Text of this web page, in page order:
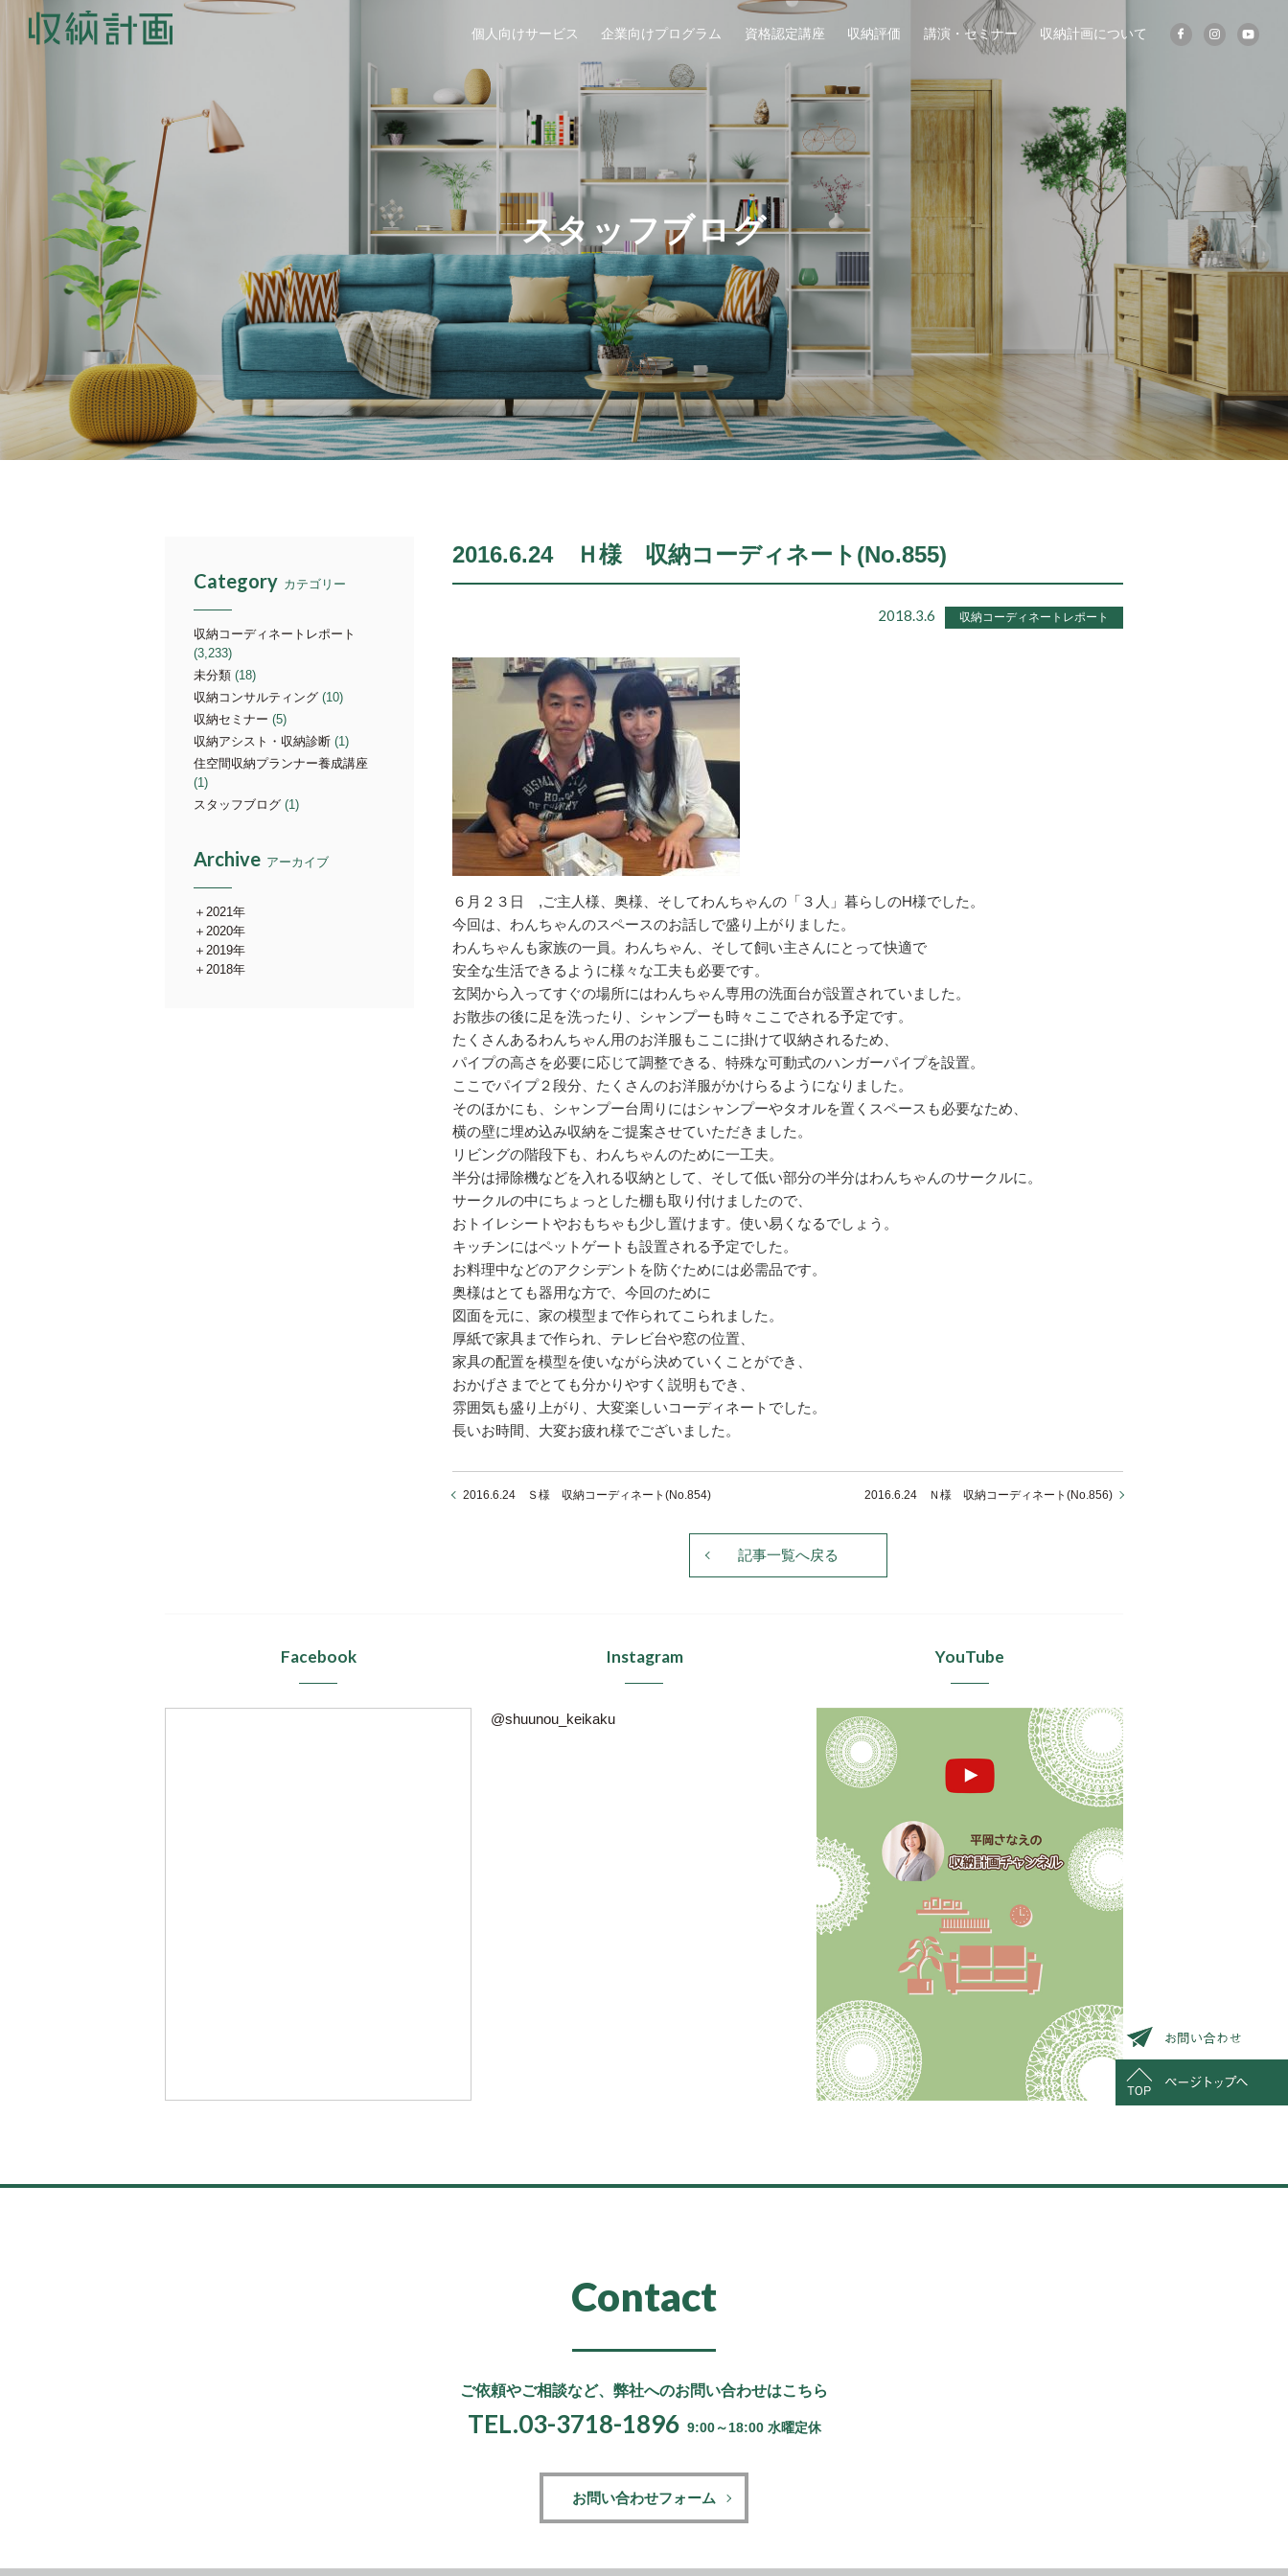
個人向けサービス 企業向けプログラム 資格認定講座 収納評価 講演・セミナー 収納計画について
スタッフブログ
2016.6.24 Ｈ様 収納コーディネート(No.855)
2018.3.6 収納コーディネートレポート
６月２３日 ,ご主人様、奥様、そしてわんちゃんの「３人」暮らしのH様でした。
今回は、わんちゃんのスペースのお話しで盛り上がりました。
わんちゃんも家族の一員。わんちゃん、そして飼い主さんにとって快適で
安全な生活できるように様々な工夫も必要です。
玄関から入ってすぐの場所にはわんちゃん専用の洗面台が設置されていました。
お散歩の後に足を洗ったり、シャンプーも時々ここでされる予定です。
たくさんあるわんちゃん用のお洋服もここに掛けて収納されるため、
パイプの高さを必要に応じて調整できる、特殊な可動式のハンガーパイプを設置。
ここでパイプ２段分、たくさんのお洋服がかけらるようになりました。
そのほかにも、シャンプー台周りにはシャンプーやタオルを置くスペースも必要なため、
横の壁に埋め込み収納をご提案させていただきました。
リビングの階段下も、わんちゃんのために一工夫。
半分は掃除機などを入れる収納として、そして低い部分の半分はわんちゃんのサークルに。
サークルの中にちょっとした棚も取り付けましたので、
おトイレシートやおもちゃも少し置けます。使い易くなるでしょう。
キッチンにはペットゲートも設置される予定でした。
お料理中などのアクシデントを防ぐためには必需品です。
奥様はとても器用な方で、今回のために
図面を元に、家の模型まで作られてこられました。
厚紙で家具まで作られ、テレビ台や窓の位置、
家具の配置を模型を使いながら決めていくことができ、
おかげさまでとても分かりやすく説明もでき、
雰囲気も盛り上がり、大変楽しいコーディネートでした。
長いお時間、大変お疲れ様でございました。
2016.6.24 Ｓ様 収納コーディネート(No.854) 2016.6.24 Ｎ様 収納コーディネート(No.856)
記事一覧へ戻る
Category カテゴリー
収納コーディネートレポート
(3,233)
未分類 (18)
収納コンサルティング (10)
収納セミナー (5)
収納アシスト・収納診断 (1)
住空間収納プランナー養成講座
(1)
スタッフブログ (1)
Archive アーカイブ
2021年
2020年
2019年
2018年
Facebook Instagram
@shuunou_keikaku
YouTube
Contact
ご依頼やご相談など、 弊社へのお問い合わせはこちら
TEL.03-3718-1896 9:00～18:00 水曜定休
お問い合わせフォーム